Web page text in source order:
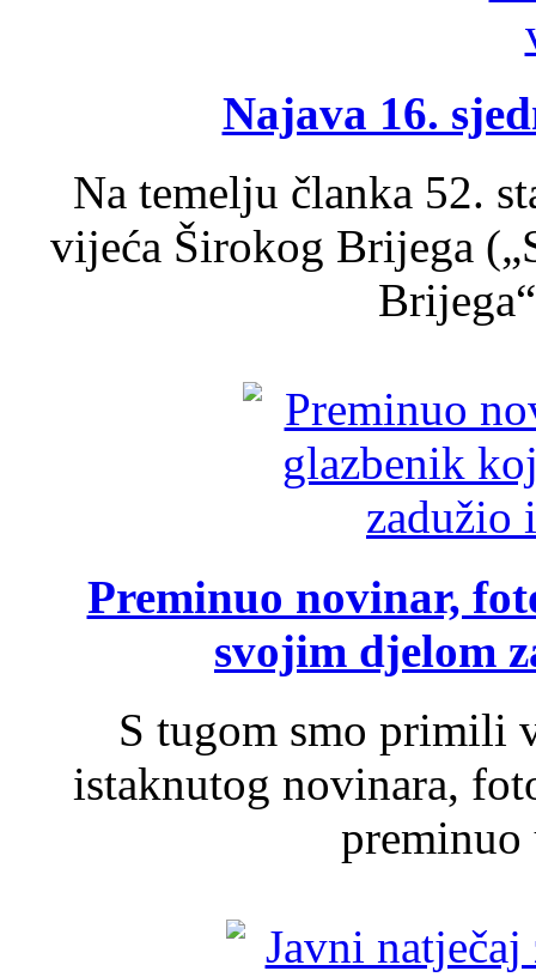
Najava 16.
Na temelju članka 52.
vijeća Širokog Brijega
Preminuo novinar,
svojim djelom
S tugom smo primili
istaknutog novinara,